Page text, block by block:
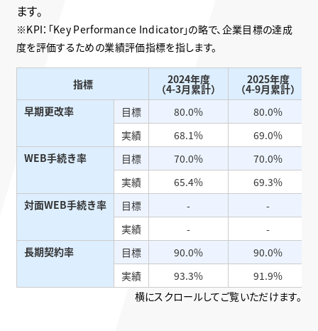
ます。
※KPI：「Key Performance Indicator」の略で、企業目標の達成
度を評価するための業績評価指標を指します。
指標 2024年度
（4-3月累計）
2025年度
（4-9月累計）
早期更改率
目標 80.0%
80.0%
実績
68.1%
69.0%
WEB手続き率
目標 70.0%
70.0%
実績
65.4%
69.3%
対面WEB手続き率
目標 -
-
実績
-
-
長期契約率
目標 90.0%
90.0%
実績
93.3%
91.9%
横にスクロールしてご覧いただけます。